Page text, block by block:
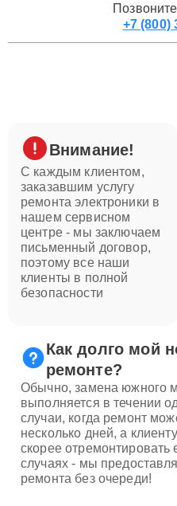
+7 (800)
Внимание!
С каждым клиентом,
заказавшим услугу
ремонта электроники в
нашем сервисном
центре - мы заключаем
письменный договор,
поэтому все наши
клиенты в полной
безопасности
Как долго мой
ремонте?
Обычно, замена южного
выполняется в течении
случаи, когда ремонт
несколько дней, а
скорее отремонтировать
случаях - мы
ремонта без очереди!